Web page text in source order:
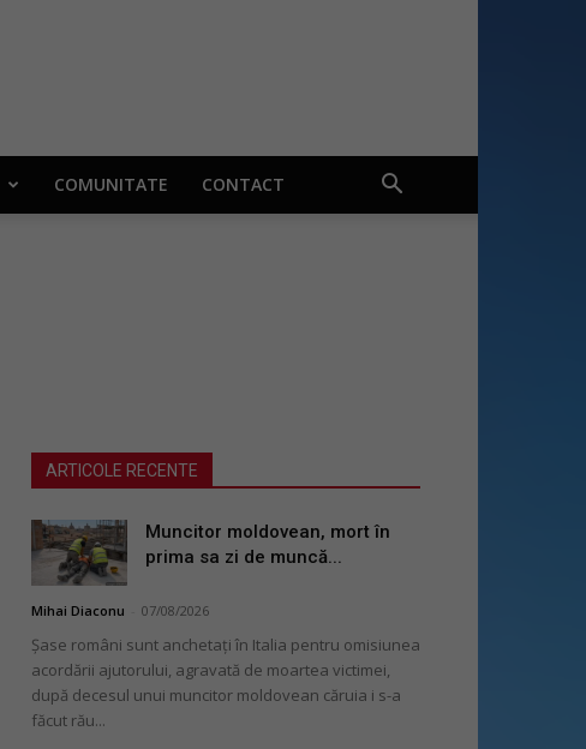
COMUNITATE CONTACT
ARTICOLE RECENTE
Muncitor moldovean, mort în
prima sa zi de muncă...
Mihai Diaconu 07/08/2026
Șase români sunt anchetați în Italia pentru omisiunea
acordării ajutorului, agravată de moartea victimei,
după decesul unui muncitor moldovean căruia i s-a
făcut rău...